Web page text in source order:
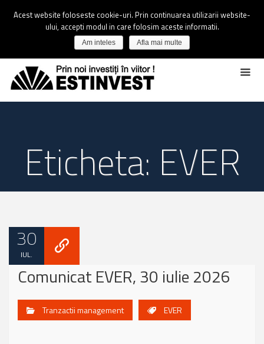
Eticheta: EVER
30
IUL.
Comunicat EVER, 30 iulie 2026
Tranzactii management EVER
Acest website foloseste cookie-uri. Prin continuarea utilizarii website-
ului, accepti modul in care folosim aceste informatii.
Am inteles Afla mai multe